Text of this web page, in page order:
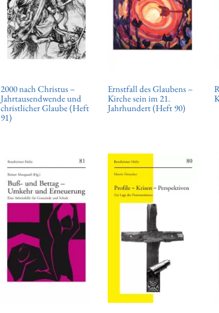
2000 nach Christus –
Jahrtausendwende und
christlicher Glaube (Heft
91)
Ernstfall des Glaubens –
Kirche sein im 21.
Jahrhundert (Heft 90)